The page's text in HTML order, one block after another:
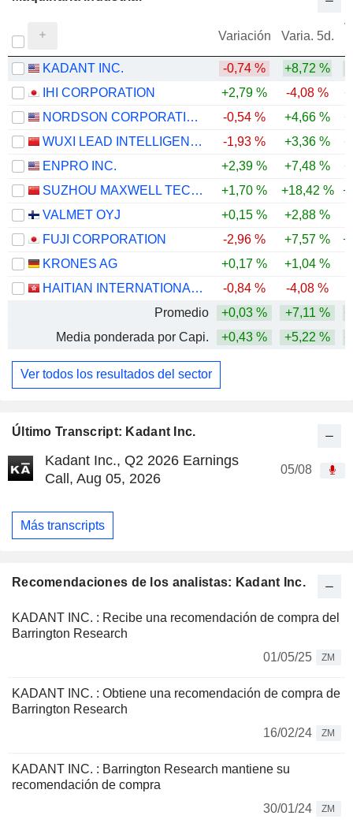
Último Transcript: Kadant Inc.
Kadant Inc., Q2 2026 Earnings
Call, Aug 05, 2026
05/08
Más transcripts
Recomendaciones de los analistas: Kadant Inc.
KADANT INC. : Recibe una recomendación de compra del
Barrington Research
01/05/25
ZM
KADANT INC. : Obtiene una recomendación de compra de
Barrington Research
16/02/24
ZM
KADANT INC. : Barrington Research mantiene su
recomendación de compra
30/01/24
ZM
Variación Varia. 5d.
KADANT INC. -0,74 % +8,72 %
IHI CORPORATION
+2,79 % -4,08 %
NORDSON CORPORATION
-0,54 % +4,66 %
WUXI LEAD INTELLIGENT EQUIPMENT CO.,LTD.
-1,93 % +3,36 %
ENPRO INC.
+2,39 % +7,48 %
SUZHOU MAXWELL TECHNOLOGIES CO., LTD.
+1,70 % +18,42 %
VALMET OYJ
+0,15 % +2,88 %
FUJI CORPORATION
-2,96 % +7,57 %
KRONES AG
+0,17 % +1,04 %
HAITIAN INTERNATIONAL HOLDINGS LIMITED
-0,84 % -4,08 %
Promedio
+0,03 % +7,11 %
Media ponderada por Capi.
+0,43 % +5,22 %
Ver todos los resultados del sector